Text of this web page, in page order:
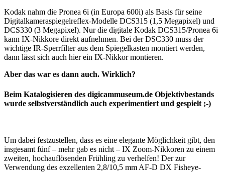
Kodak nahm die Pronea 6i (in Europa 600i) als Basis für seine
Digitalkameraspiegelreflex-Modelle DCS315 (1,5 Megapixel) und
DCS330 (3 Megapixel). Nur die digitale Kodak DCS315/Pronea 6i
kann IX-Nikkore direkt aufnehmen. Bei der DSC330 muss der
wichtige IR-Sperrfilter aus dem Spiegelkasten montiert werden,
dann lässt sich auch hier ein IX-Nikkor montieren.
Aber das war es dann auch. Wirklich?
Beim Katalogisieren des digicammuseum.de Objektivbestands
wurde selbstverständlich auch experimentiert und gespielt ;-)
Um dabei festzustellen, dass es eine elegante Möglichkeit gibt, den
insgesamt fünf – mehr gab es nicht – IX Zoom-Nikkoren zu einem
zweiten, hochauflösenden Frühling zu verhelfen! Der zur
Verwendung des exzellenten 2,8/10,5 mm AF-D DX Fisheye-